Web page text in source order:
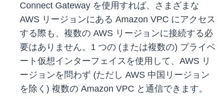
Connect Gateway を使用すれば、さまざまな
AWS リージョンにある Amazon VPC にアクセス
する際も、複数の AWS リージョンに接続する必
要はありません。1 つの (または複数の) プライベ
ート仮想インターフェイスを使用して、AWS リ
ージョンを問わず (ただし AWS 中国リージョン
を除く) 複数の Amazon VPC と通信できます。